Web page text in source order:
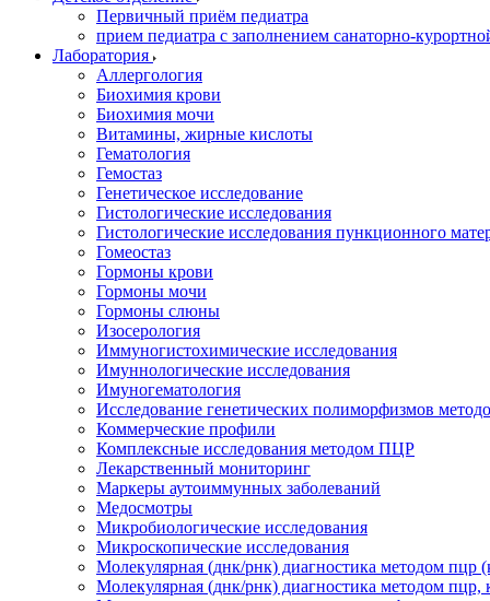
Первичный приём педиатра
прием педиатра с заполнением санаторно-
Лаборатория
Аллергология
Биохимия крови
Биохимия мочи
Витамины, жирные кислоты
Гематология
Гемостаз
Генетическое исследование
Гистологические исследования
Гистологические исследования пункционного
Гомеостаз
Гормоны крови
Гормоны мочи
Гормоны слюны
Изосерология
Иммуногистохимические исследования
Имуннологические исследования
Имуногематология
Исследование генетических полиморфизмов
Коммерческие профили
Комплексные исследования методом ПЦР
Лекарственный мониторинг
Маркеры аутоиммунных заболеваний
Медосмотры
Микробиологические исследования
Микроскопические исследования
Молекулярная (днк/рнк) диагностика методом пцр
Молекулярная (днк/рнк) диагностика методом пцр,